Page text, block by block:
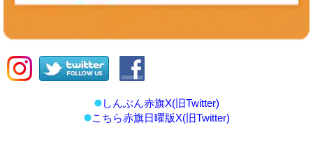
しんぶん赤旗X(旧Twitter)
こちら赤旗日曜版X(旧Twitter)